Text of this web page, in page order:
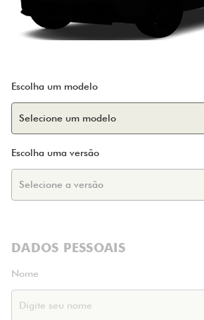
Escolha um modelo
Escolha uma versão
DADOS PESSOAIS
Nome